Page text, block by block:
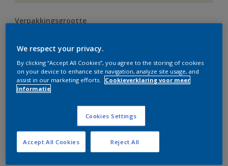
Verpakkingsgrootte
Aantal Verfcalculator
Bereken
Op dit moment is het niet mogelijk dit product online
te bestellen. Bezoek je dichtstbijzijnde winkel of klik op
de knop hieronder.
We respect your privacy.
By clicking “Accept All Cookies”, you agree to the storing of cookies
on your device to enhance site navigation, analyze site usage, and
assist in our marketing efforts.
Cookieverklaring voor meer
informatie
Cookies Settings
Reject All
Accept All Cookies